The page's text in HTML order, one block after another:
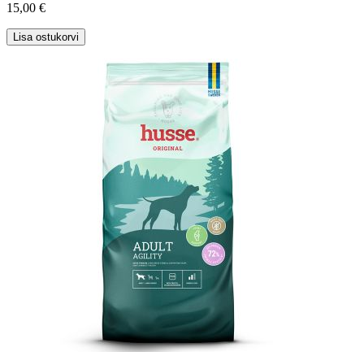
15,00 €
Lisa ostukorvi